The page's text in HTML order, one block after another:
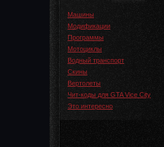
Машины
Модификации
Программы
Мотоциклы
Водный транспорт
Скины
Вертолеты
Чит-коды для GTA Vice City
Это интересно